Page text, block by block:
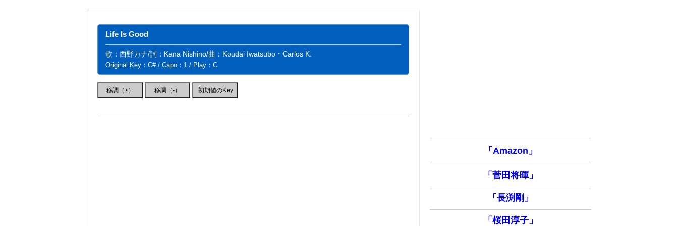
Life Is Good
歌：西野カナ/詞：Kana Nishino/曲：Koudai Iwatsubo・Carlos K.
Original Key：C# / Capo：1 / Play：C
「Amazon」
「菅田将暉」
「長渕剛」
「桜田淳子」